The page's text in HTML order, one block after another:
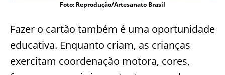
Foto: Reprodução/Artesanato Brasil
Fazer o cartão também é uma oportunidade
educativa. Enquanto criam, as crianças
exercitam coordenação motora, cores,